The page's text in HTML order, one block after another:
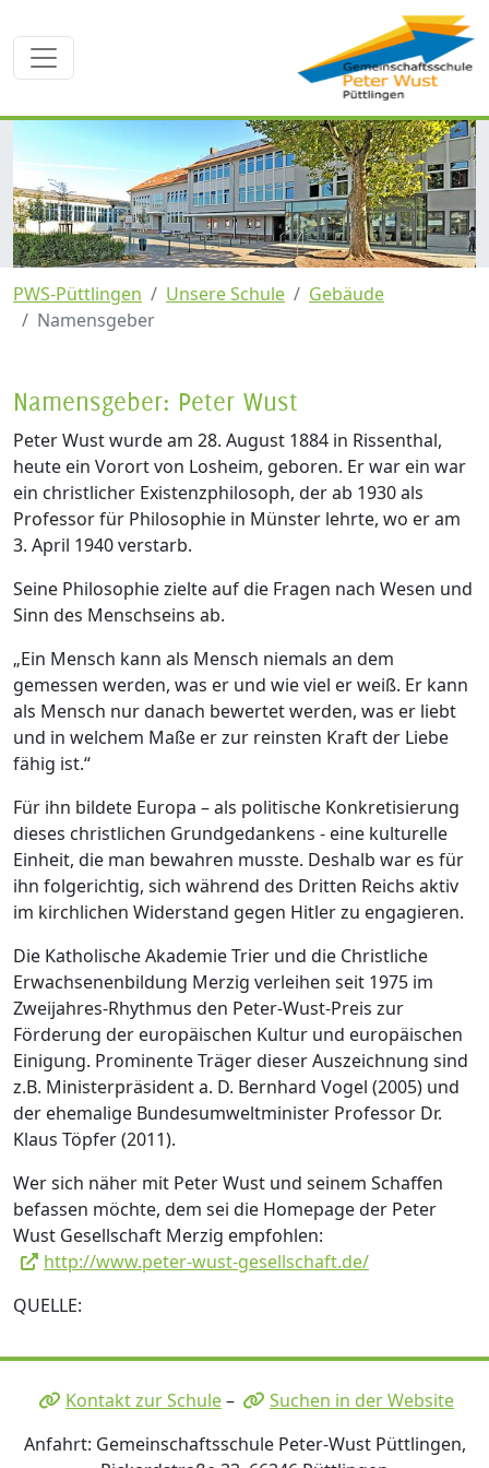
PWS-Püttlingen Unsere Schule
Gebäude
Namensgeber
Namensgeber: Peter Wust
Peter Wust wurde am 28. August 1884 in Rissenthal,
heute ein Vorort von Losheim, geboren. Er war ein war
ein christlicher Existenzphilosoph, der ab 1930 als
Professor für Philosophie in Münster lehrte, wo er am
3. April 1940 verstarb.
Seine Philosophie zielte auf die Fragen nach Wesen und
Sinn des Menschseins ab.
„Ein Mensch kann als Mensch niemals an dem
gemessen werden, was er und wie viel er weiß. Er kann
als Mensch nur danach bewertet werden, was er liebt
und in welchem Maße er zur reinsten Kraft der Liebe
fähig ist.“
Für ihn bildete Europa – als politische Konkretisierung
dieses christlichen Grundgedankens - eine kulturelle
Einheit, die man bewahren musste. Deshalb war es für
ihn folgerichtig, sich während des Dritten Reichs aktiv
im kirchlichen Widerstand gegen Hitler zu engagieren.
Die Katholische Akademie Trier und die Christliche
Erwachsenenbildung Merzig verleihen seit 1975 im
Zweijahres-Rhythmus den Peter-Wust-Preis zur
Förderung der europäischen Kultur und europäischen
Einigung. Prominente Träger dieser Auszeichnung sind
z.B. Ministerpräsident a. D. Bernhard Vogel (2005) und
der ehemalige Bundesumweltminister Professor Dr.
Klaus Töpfer (2011).
Wer sich näher mit Peter Wust und seinem Schaffen
befassen möchte, dem sei die Homepage der Peter
Wust Gesellschaft Merzig empfohlen:
http://www.peter-wust-gesellschaft.de/
QUELLE:
Kontakt zur Schule–
Suchen in der Website
Anfahrt: Gemeinschaftsschule Peter-Wust Püttlingen,